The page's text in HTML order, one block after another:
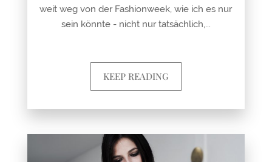
weit weg von der Fashionweek, wie ich es nur
sein könnte - nicht nur tatsächlich,...
KEEP READING